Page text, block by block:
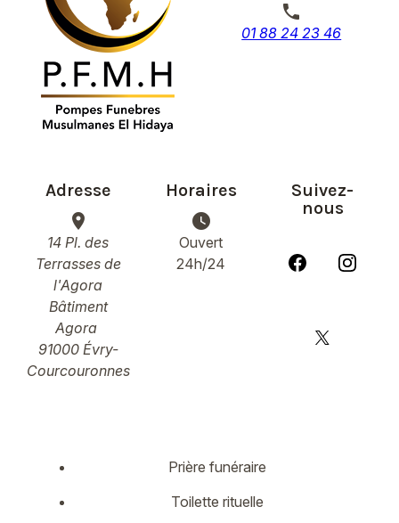
phone
01 88 24 23 46
Adresse
place
14 Pl. des
Terrasses de
l'Agora
Bâtiment
Agora
91000 Évry-
Courcouronnes
Horaires
watch_later
Ouvert
24h/24
Suivez-
nous
Prière funéraire
Toilette rituelle